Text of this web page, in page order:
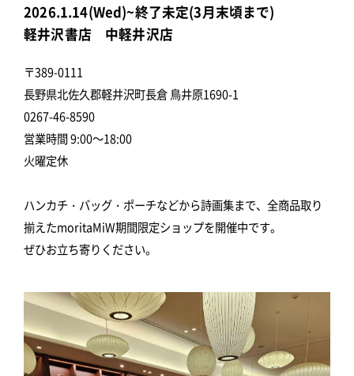
2026.1.14(Wed)~終了未定(3月末頃まで)
軽井沢書店 中軽井沢店
〒389-0111
長野県北佐久郡軽井沢町長倉 鳥井原1690-1
0267-46-8590
営業時間 9:00～18:00
火曜定休
ハンカチ・バッグ・ポーチなどから詩画集まで、全商品取り
揃えたmoritaMiW期間限定ショップを開催中です。
ぜひお立ち寄りください。